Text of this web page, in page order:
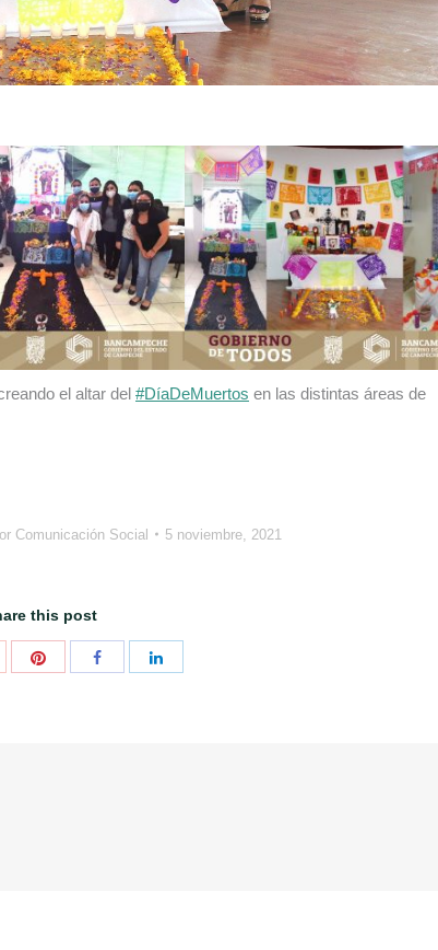
el altar del #DíaDeMuertos en las distintas áreas de
Comunicación Social 5 noviembre, 2021
this post
CompartirCompartirCompartir